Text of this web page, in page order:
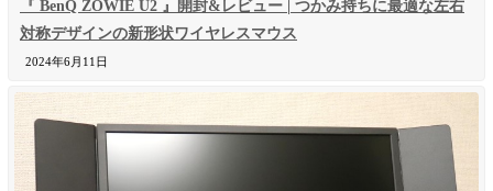
『 BenQ ZOWIE U2 』開封&レビュー | つかみ持ちに最適な左右
対称デザインの新形状ワイヤレスマウス
2024年6月11日